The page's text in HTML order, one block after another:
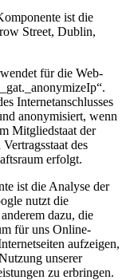
ist die
Street, Dublin,
für die Web-
Internetanschlusses
anonymisiert, wenn
Mitgliedstaat der
des
erfolgt.
ist die Analyse der
nutzt die
dazu, die
für uns Online-
aufzeigen,
unserer
zu erbringen.